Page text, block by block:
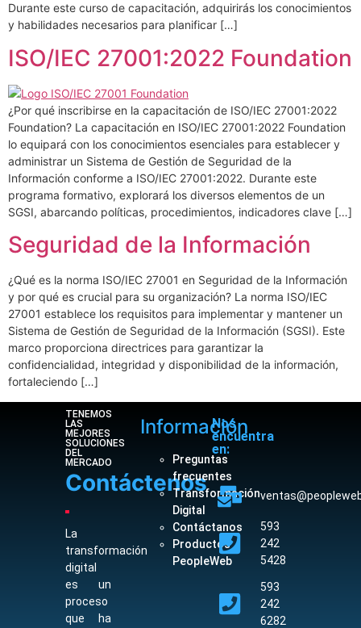
Durante este curso de capacitación, adquirirás los conocimientos
y habilidades necesarios para planificar […]
ISO/IEC 27001:2022 Foundation
¿Por qué inscribirse en la capacitación de ISO/IEC 27001:2022
Foundation? La capacitación en ISO/IEC 27001:2022 Foundation
lo equipará con los conocimientos esenciales para establecer y
administrar un Sistema de Gestión de Seguridad de la
Información conforme a ISO/IEC 27001:2022. Durante este
programa formativo, explorará los diversos elementos de un
SGSI, abarcando políticas, procedimientos, indicadores clave […]
Seguridad de la Información
¿Qué es la norma ISO/IEC 27001 en Seguridad de la Información
y por qué es crucial para su organización? La norma ISO/IEC
27001 establece los requisitos para implementar y mantener un
Sistema de Gestión de Seguridad de la Información (SGSI). Este
marco proporciona directrices para garantizar la
confidencialidad, integridad y disponibilidad de la información,
fortaleciendo […]
TENEMOS
LAS
MEJORES
SOLUCIONES
DEL
MERCADO
Contáctenos
La
transformación
digital
es un
proceso
que ha
Información
Preguntas
frecuentes
Transformación
Digital
Contáctanos
Productos
PeopleWeb
Nos
encuentra
en:
593
242
5428
593
242
6282